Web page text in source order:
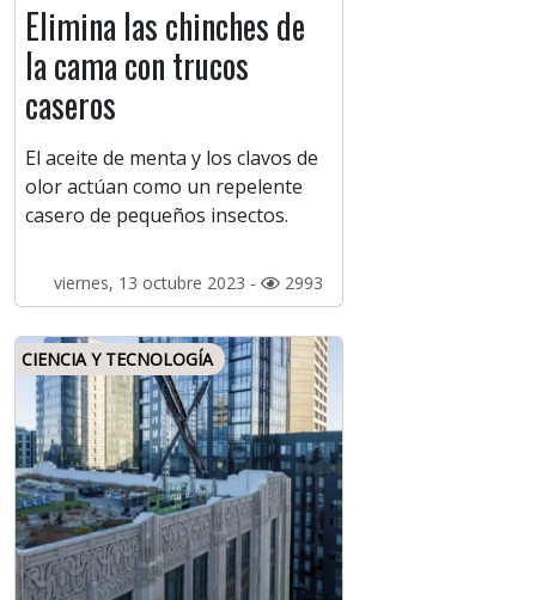
Elimina las chinches de
la cama con trucos
caseros
El aceite de menta y los clavos de
olor actúan como un repelente
casero de pequeños insectos.
viernes, 13 octubre 2023 - 2993
CIENCIA Y TECNOLOGÍA